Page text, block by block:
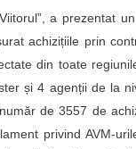
a prezentat
achizițiile prin
din toate
și 4 agenții de la
de 3557 de
privind AVM-